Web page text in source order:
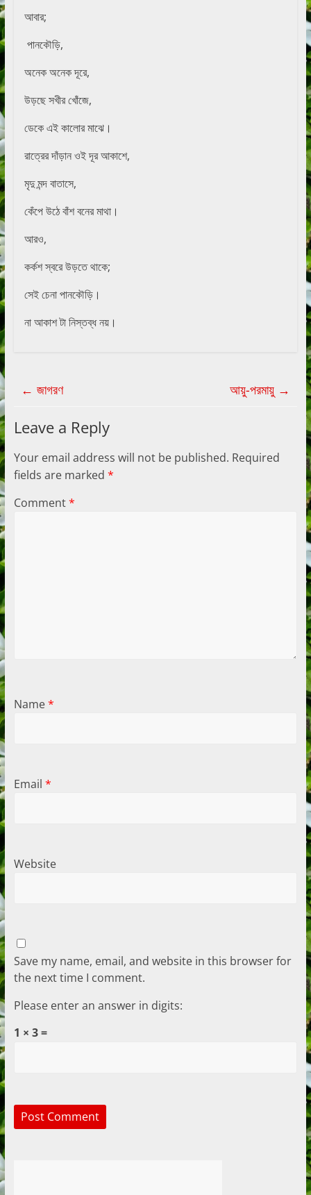
আবার;
পানকৌড়ি,
অনেক অনেক দূরে,
উড়ছে সখীর খোঁজে,
ডেকে এই কালোর মাঝে।
রাত্রের দাঁড়ান ওই দূর আকাশে,
মৃদু মন্দ বাতাসে,
কেঁপে উঠে বাঁশ বনের মাথা।
আরও,
কর্কশ স্বরে উড়তে থাকে;
সেই চেনা পানকৌড়ি।
না আকাশ টা নিস্তব্ধ নয়।
← জাগরণ আয়ু-পরমায়ু →
Leave a Reply
Your email address will not be published. Required
fields are marked *
Comment*
Name*
Email *
Website
Save my name, email, and website in this browser for
the next time I comment.
Please enter an answer in digits:
1 × 3 =